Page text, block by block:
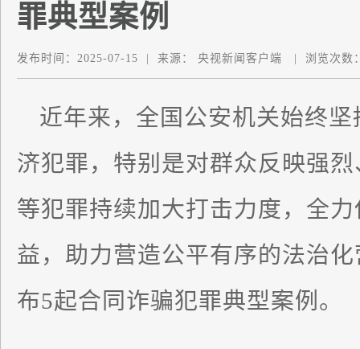
罪典型案例
发布时间： 2025-07-15 来源： 央视新闻客户端 浏览次数
近年来，全国公安机关始终
济犯罪，特别是对群众反映强
等犯罪持续加大打击力度，全
益，助力营造公平有序的法治
布5起合同诈骗犯罪典型案例。